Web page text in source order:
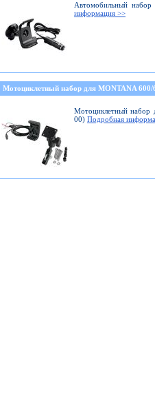
Автомобильный
информация >>
Мотоциклетный набор для MONTANA
Мотоциклетный набор
00) Подробная